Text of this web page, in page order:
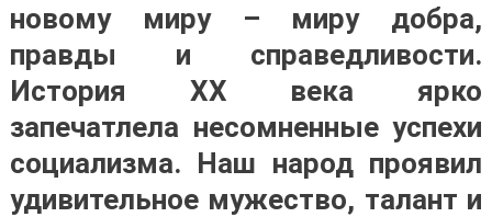
новому миру – миру добра,
правды и справедливости.
История ХХ века ярко
запечатлела несомненные успехи
социализма. Наш народ проявил
удивительное мужество, талант и